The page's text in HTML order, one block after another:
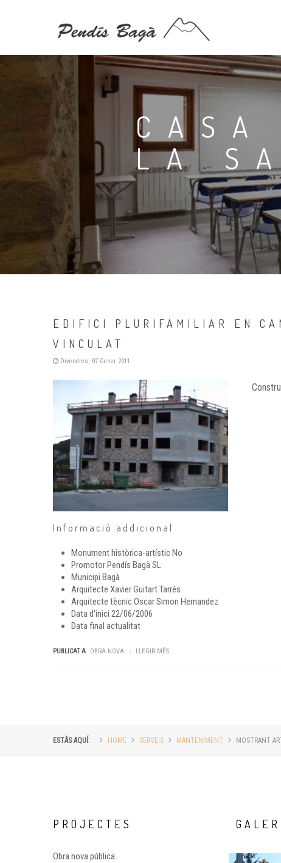
CASA
LA
EDIFICI PLURIFAMILIAR EN
VINCULAT
Divendres, 07 Gener 2011
Informació addicional
Monument històrica-artísticNo
PromotorPendís Bagà SL
Municipi Bagà
Arquitecte Xavier Guitart Tarrés
Arquitecte tècnicOscar Simon Hernandez
Data d'inici 22/06/2006
Data final actualitat
PUBLICAT A OBRA NOVA LLEGIR MÉS ...
ESTÀS AQUÍ: HOME SERVEIS MANTENIMENT MOSTRANT
PROJECTES
Obra nova pública